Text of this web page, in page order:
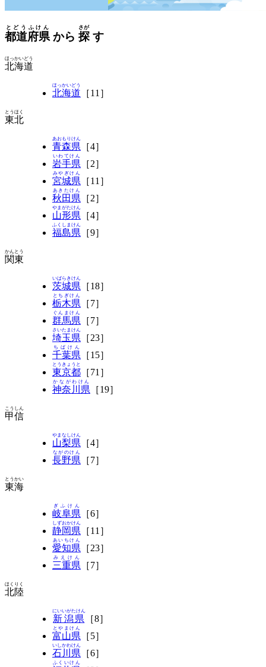
都道府県
とどうふけん
から 探
さが
す
北海道
ほっかいどう
北海道
ほっかいどう
［11］
東北
とうほく
青森県
あおもりけん
［4］
岩手県
いわてけん
［2］
宮城県
みやぎけん
［11］
秋田県
あきたけん
［2］
山形県
やまがたけん
［4］
福島県
ふくしまけん
［9］
関東
かんとう
茨城県
いばらきけん
［18］
栃木県
とちぎけん
［7］
群馬県
ぐんまけん
［7］
埼玉県
さいたまけん
［23］
千葉県
ちばけん
［15］
東京都
とうきょうと
［71］
神奈川県
かながわけん
［19］
甲信
こうしん
山梨県
やまなしけん
［4］
長野県
ながのけん
［7］
東海
とうかい
岐阜県
ぎふけん
［6］
静岡県
しずおかけん
［11］
愛知県
あいちけん
［23］
三重県
みえけん
［7］
北陸
ほくりく
新潟県
にいいがたけん
［8］
富山県
とやまけん
［5］
石川県
いしかわけん
［6］
ふくいけん